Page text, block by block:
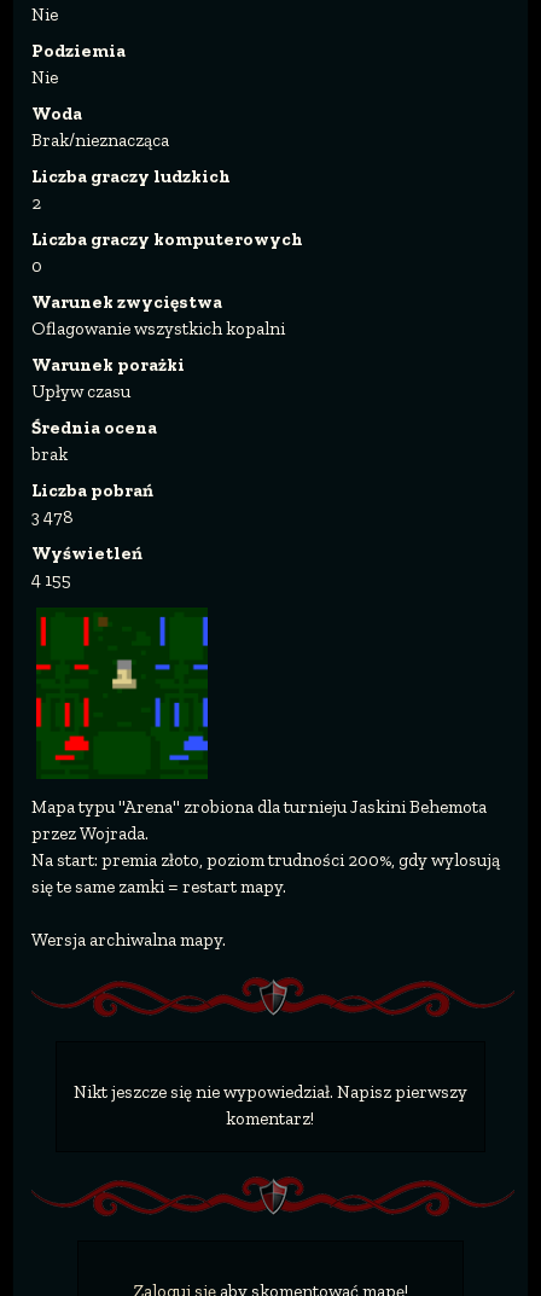
Nie
Podziemia
Nie
Woda
Brak/nieznacząca
Liczba graczy ludzkich
2
Liczba graczy komputerowych
0
Warunek zwycięstwa
Oflagowanie wszystkich kopalni
Warunek porażki
Upływ czasu
Średnia ocena
brak
Liczba pobrań
3 478
Wyświetleń
4 155
Mapa typu "Arena" zrobiona dla turnieju Jaskini Behemota
przez Wojrada.
Na start: premia złoto, poziom trudności 200%, gdy wylosują
się te same zamki = restart mapy.
Wersja archiwalna mapy.
Nikt jeszcze się nie wypowiedział. Napisz pierwszy
komentarz!
Zaloguj sięaby skomentować mapę!